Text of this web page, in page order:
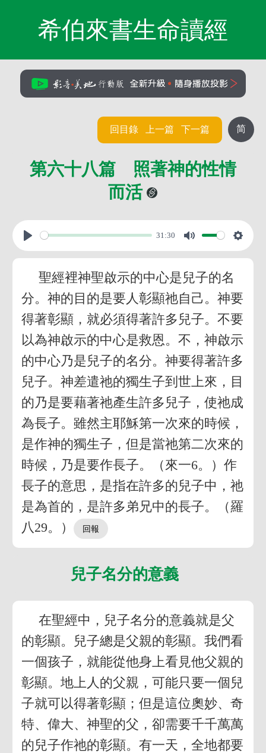
希伯來書生命讀經
简
回目錄 上一篇 下一篇
第六十八篇 照著神的性情
而活
31:30
聖經裡神聖啟示的中心是兒子的名
分。神的目的是要人彰顯祂自己。神要
得著彰顯，就必須得著許多兒子。不要
以為神啟示的中心是救恩。不，神啟示
的中心乃是兒子的名分。神要得著許多
兒子。神差遣祂的獨生子到世上來，目
的乃是要藉著祂產生許多兒子，使祂成
為長子。雖然主耶穌第一次來的時候，
是作神的獨生子，但是當祂第二次來的
時候，乃是要作長子。（來一6。）作
長子的意思，是指在許多的兒子中，祂
是為首的，是許多弟兄中的長子。（羅
八29。）
兒子名分的意義
在聖經中，兒子名分的意義就是父
的彰顯。兒子總是父親的彰顯。我們看
一個孩子，就能從他身上看見他父親的
彰顯。地上人的父親，可能只要一個兒
子就可以得著彰顯；但是這位奧妙、奇
特、偉大、神聖的父，卻需要千千萬萬
的兒子作祂的彰顯。有一天，全地都要